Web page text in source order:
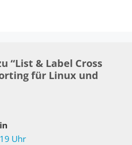
“List & Label Cross
für Linux und
Uhr